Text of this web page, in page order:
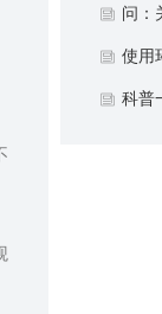
平情
问：
注意
使用
能优
科普